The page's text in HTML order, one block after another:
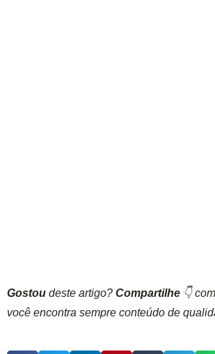
Gostou deste artigo? Compartilhe 👇
você encontra sempre conteúdo de